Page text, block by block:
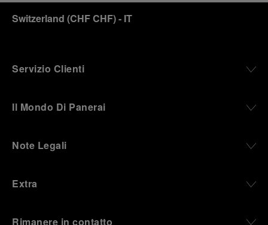
Switzerland (CHF CHF)- IT
Servizio Clienti
Il Mondo Di Panerai
Note Legali
Extra
Rimanere in contatto